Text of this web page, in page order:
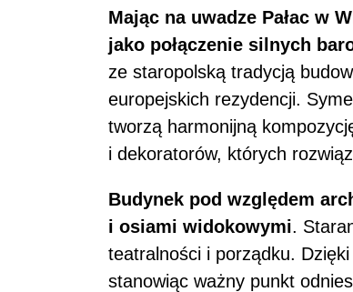
Mając na uwadze Pałac w
jako połączenie silnych
ze staropolską tradycją
europejskich rezydencji.
tworzą harmonijną
i dekoratorów, których
Budynek pod względem
i osiami widokowymi.
teatralności i porządku. Dzięki
stanowiąc ważny punkt